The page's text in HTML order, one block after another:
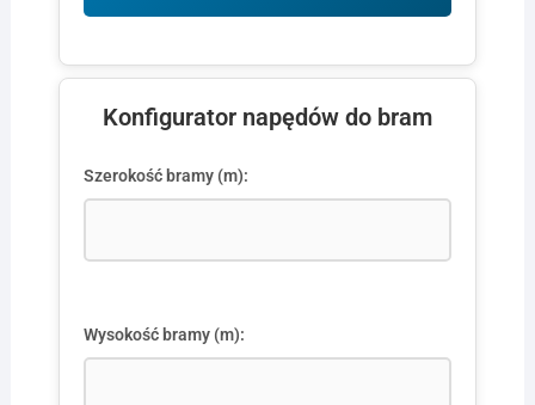
Konfigurator napędów do bram
Szerokość bramy (m):
Wysokość bramy (m):